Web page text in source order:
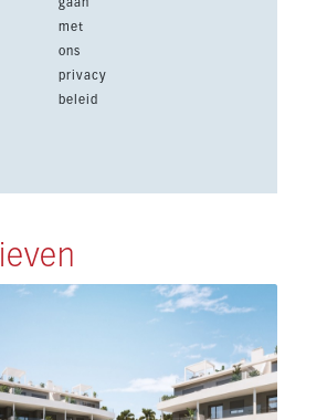
met
ons
privacy
beleid